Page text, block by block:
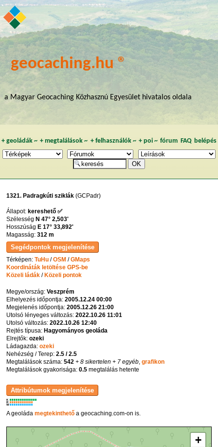
geocaching.hu ®
a Magyar Geocaching Közhasznú Egyesület hivatalos oldala
+ geoládák~ +megtalálások ~ + felhasználók~ + poi~ fórum FAQ belépés
1321. Padragkúti sziklák (GCPadr)
Állapot:kereshető ✅
SzélességN 47° 2,503'
HosszúságE 17° 33,892'
Magasság:312 m
Térképen:TuHu /OSM /GMaps
Koordináták letöltése GPS-be
Közeli ládák /Közeli pontok
Megye/ország:Veszprém
Elhelyezés időpontja:2005.12.24 00:00
Megjelenés időpontja:2005.12.26 21:00
Utolsó lényeges változás:2022.10.26 11:01
Utolsó változás:2022.10.26 12:40
Rejtés típusa:Hagyományos geoláda
Elrejtők:ozeki
Ládagazda:ozeki
Nehézség / Terep:2.5 / 2.5
Megtalálások száma:542 + 8 sikertelen + 7 egyéb,grafikon
Megtalálások gyakorisága:0.5 megtalálás hetente
K
R
W
A geoládamegtekinthető a geocaching.com-on is.
+